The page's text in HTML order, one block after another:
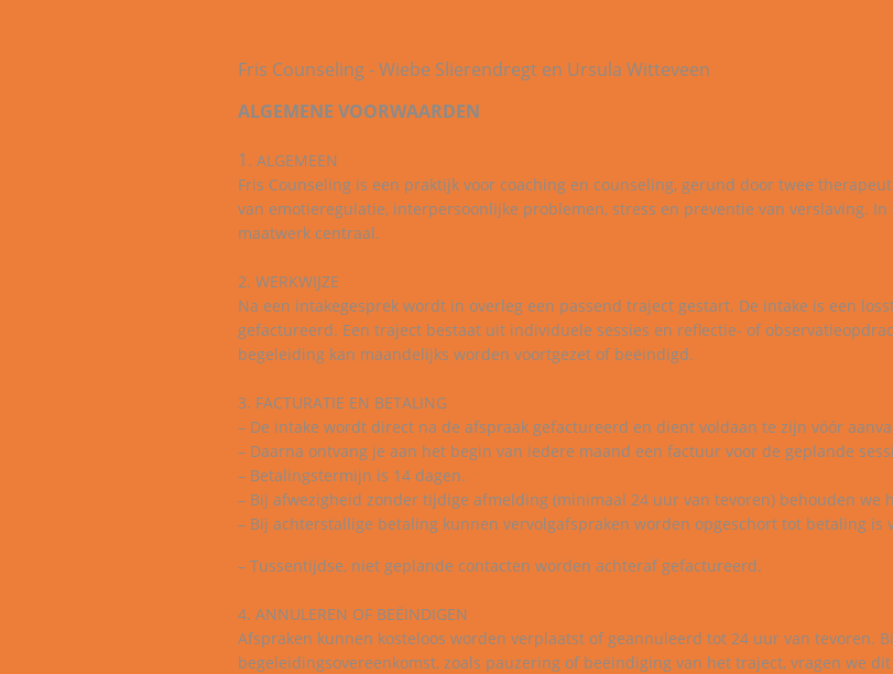
Fris Counseling - Wiebe Slierendregt en Ursula Witteveen
ALGEMENE VOORWAARDEN
1 . ALGEMEEN
Fris Counseling is een praktijk voor coaching en counseling, gerund door twee
van emotieregulatie, interpersoonlijke problemen, stress en preventie van verslaving.
maatwerk centraal.
2. WERKWIJZE
Na een intakegesprek wordt in overleg een passend traject gestart. De intake is een
gefactureerd. Een traject bestaat uit individuele sessies en reflectie- of
begeleiding kan maandelijks worden voortgezet of beëindigd.
3. FACTURATIE EN BETALING
– De intake wordt direct na de afspraak gefactureerd en dient voldaan te zijn vóór
– Daarna ontvang je aan het begin van iedere maand een factuur voor de geplande
– Betalingstermijn is 14 dagen.
– Bij afwezigheid zonder tijdige afmelding (minimaal 24 uur van tevoren) behouden we
– Bij achterstallige betaling kunnen vervolgafspraken worden opgeschort tot betaling is
– Tussentijdse, niet geplande contacten worden achteraf gefactureerd.
4. ANNULEREN OF BEËINDIGEN
Afspraken kunnen kosteloos worden verplaatst of geannuleerd tot 24 uur van tevoren.
begeleidingsovereenkomst, zoals pauzering of beëindiging van het traject, vragen we